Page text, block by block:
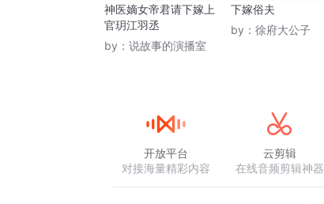
神医嫡女帝君请下嫁上
官玥江羽丞
by： 说故事的演播室
下嫁俗夫
by： 徐府大公子
开放平台
对接海量精彩内容
云剪辑
在线音频剪辑神器